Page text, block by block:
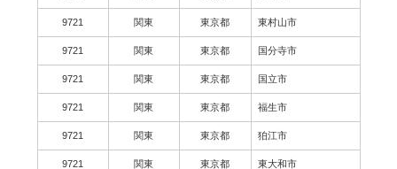
9721 関東 東京都 東村山市
9721 関東 東京都 国分寺市
9721 関東 東京都 国立市
9721 関東 東京都 福生市
9721 関東 東京都 狛江市
9721 関東 東京都 東大和市